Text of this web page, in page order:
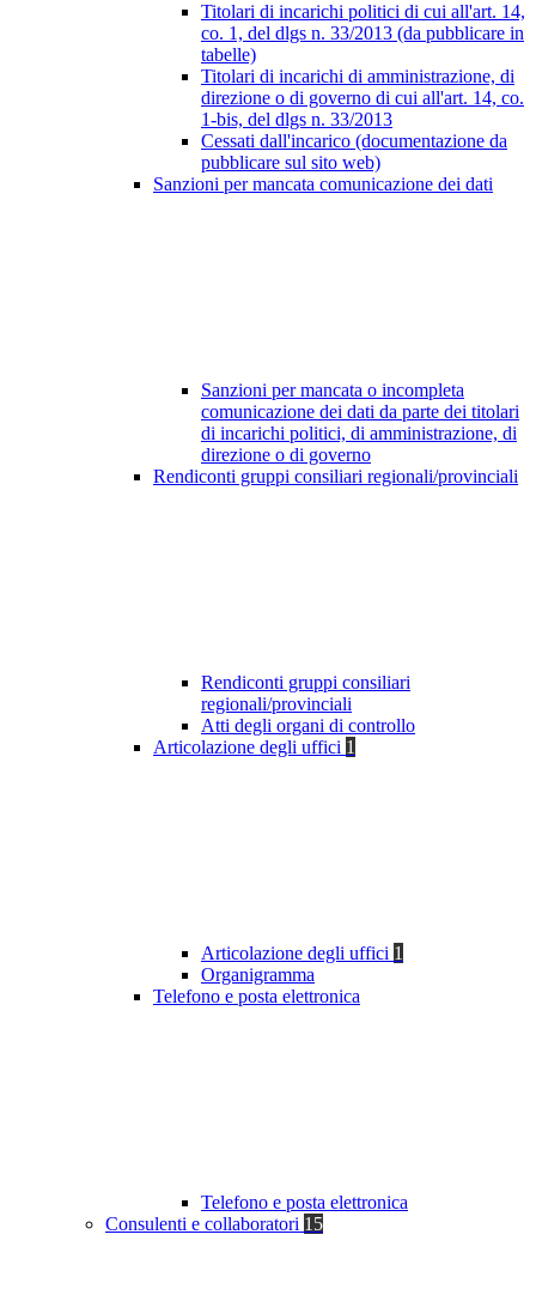
Titolari di incarichi politici di cui all'art. 14,
co. 1, del dlgs n. 33/2013 (da pubblicare in
tabelle)
Titolari di incarichi di amministrazione, di
direzione o di governo di cui all'art. 14, co.
1-bis, del dlgs n. 33/2013
Cessati dall'incarico (documentazione da
pubblicare sul sito web)
Sanzioni per mancata comunicazione dei dati
Sanzioni per mancata o incompleta
comunicazione dei dati da parte dei titolari
di incarichi politici, di amministrazione, di
direzione o di governo
Rendiconti gruppi consiliari regionali/provinciali
Rendiconti gruppi consiliari
regionali/provinciali
Atti degli organi di controllo
Articolazione degli uffici 1
Articolazione degli uffici 1
Organigramma
Telefono e posta elettronica
Telefono e posta elettronica
Consulenti e collaboratori 15